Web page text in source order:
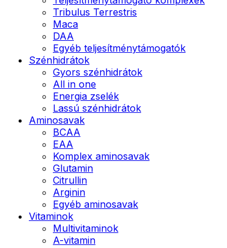
Tribulus Terrestris
Maca
DAA
Egyéb teljesítménytámogatók
Szénhidrátok
Gyors szénhidrátok
All in one
Energia zselék
Lassú szénhidrátok
Aminosavak
BCAA
EAA
Komplex aminosavak
Glutamin
Citrullin
Arginin
Egyéb aminosavak
Vitaminok
Multivitaminok
A-vitamin